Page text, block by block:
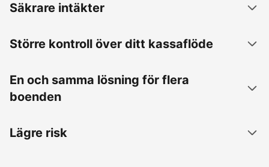
Säkrare intäkter
Större kontroll över ditt kassaflöde
En och samma lösning för flera
boenden
Lägre risk